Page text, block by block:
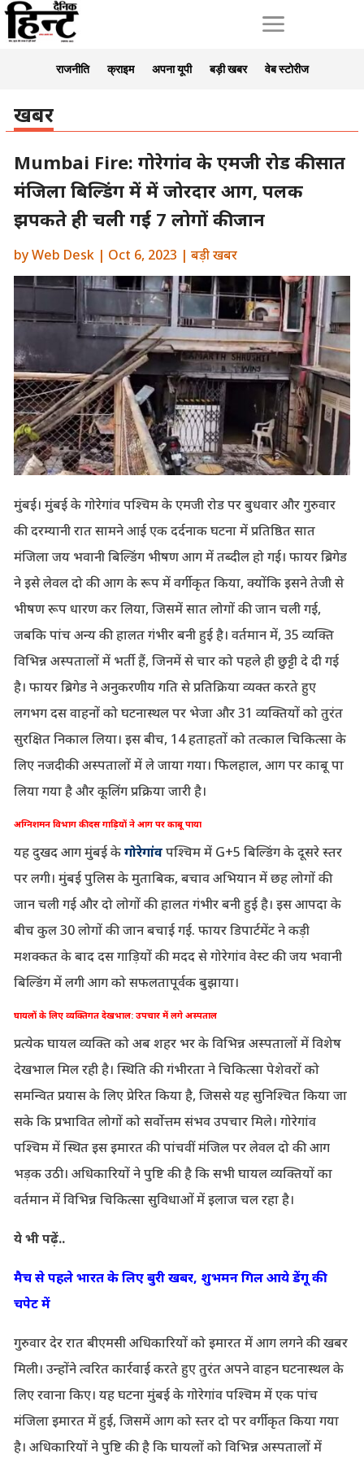
a
राजनीति क्राइम अपना यूपी बड़ी खबर वेब स्टोरीज
खबर
Mumbai Fire: गोरेगांव के एमजी रोड की सात
मंजिला बिल्डिंग में में जोरदार आग, पलक
झपकते ही चली गई 7 लोगों की जान
byWeb Desk| Oct 6, 2023 | बड़ी खबर
मुंबई। मुंबई के गोरेगांव पश्चिम के एमजी रोड पर बुधवार और गुरुवार
की दरम्यानी रात सामने आई एक दर्दनाक घटना में प्रतिष्ठित सात
मंजिला जय भवानी बिल्डिंग भीषण आग में तब्दील हो गई। फायर ब्रिगेड
ने इसे लेवल दो की आग के रूप में वर्गीकृत किया, क्योंकि इसने तेजी से
भीषण रूप धारण कर लिया, जिसमें सात लोगों की जान चली गई,
जबकि पांच अन्य की हालत गंभीर बनी हुई है। वर्तमान में, 35 व्यक्ति
विभिन्न अस्पतालों में भर्ती हैं, जिनमें से चार को पहले ही छुट्टी दे दी गई
है। फायर ब्रिगेड ने अनुकरणीय गति से प्रतिक्रिया व्यक्त करते हुए
लगभग दस वाहनों को घटनास्थल पर भेजा और 31 व्यक्तियों को तुरंत
सुरक्षित निकाल लिया। इस बीच, 14 हताहतों को तत्काल चिकित्सा के
लिए नजदीकी अस्पतालों में ले जाया गया। फिलहाल, आग पर काबू पा
लिया गया है और कूलिंग प्रक्रिया जारी है।
अग्निशमन विभाग की दस गाड़ियों ने आग पर काबू पाया
यह दुखद आग मुंबई केगोरेगांवपश्चिम में G+5 बिल्डिंग के दूसरे स्तर
पर लगी। मुंबई पुलिस के मुताबिक, बचाव अभियान में छह लोगों की
जान चली गई और दो लोगों की हालत गंभीर बनी हुई है। इस आपदा के
बीच कुल 30 लोगों की जान बचाई गई. फायर डिपार्टमेंट ने कड़ी
मशक्कत के बाद दस गाड़ियों की मदद से गोरेगांव वेस्ट की जय भवानी
बिल्डिंग में लगी आग को सफलतापूर्वक बुझाया।
घायलों के लिए व्यक्तिगत देखभाल: उपचार में लगे अस्पताल
प्रत्येक घायल व्यक्ति को अब शहर भर के विभिन्न अस्पतालों में विशेष
देखभाल मिल रही है। स्थिति की गंभीरता ने चिकित्सा पेशेवरों को
समन्वित प्रयास के लिए प्रेरित किया है, जिससे यह सुनिश्चित किया जा
सके कि प्रभावित लोगों को सर्वोत्तम संभव उपचार मिले। गोरेगांव
पश्चिम में स्थित इस इमारत की पांचवीं मंजिल पर लेवल दो की आग
भड़क उठी। अधिकारियों ने पुष्टि की है कि सभी घायल व्यक्तियों का
वर्तमान में विभिन्न चिकित्सा सुविधाओं में इलाज चल रहा है।
ये भी पढ़ें..
मैच से पहले भारत के लिए बुरी खबर, शुभमन गिल आये डेंगू की
चपेट में
गुरुवार देर रात बीएमसी अधिकारियों को इमारत में आग लगने की खबर
मिली। उन्होंने त्वरित कार्रवाई करते हुए तुरंत अपने वाहन घटनास्थल के
लिए रवाना किए। यह घटना मुंबई के गोरेगांव पश्चिम में एक पांच
मंजिला इमारत में हुई, जिसमें आग को स्तर दो पर वर्गीकृत किया गया
है। अधिकारियों ने पुष्टि की है कि घायलों को विभिन्न अस्पतालों में